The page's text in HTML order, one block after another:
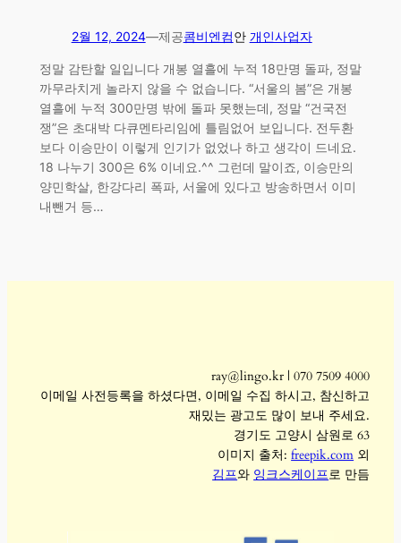
2월 12, 2024—제공콤비엔컴안 개인사업자
정말 감탄할 일입니다 개봉 열흘에 누적 18만명 돌파, 정말
까무라치게 놀라지 않을 수 없습니다. “서울의 봄”은 개봉
열흘에 누적 300만명 밖에 돌파 못했는데, 정말 “건국전
쟁”은 초대박 다큐멘타리임에 틀림없어 보입니다. 전두환
보다 이승만이 이렇게 인기가 없었나 하고 생각이 드네요.
18 나누기 300은 6% 이네요.^^ 그런데 말이죠, 이승만의
양민학살, 한강다리 폭파, 서울에 있다고 방송하면서 이미
내뺀거 등…
ray@lingo.kr | 070 7509 4000
이메일 사전등록을 하셨다면, 이메일 수집 하시고, 참신하고
재밌는 광고도 많이 보내 주세요.
경기도 고양시 삼원로 63
이미지 출처:freepik.com 외
김프와 잉크스케이프로 만듬